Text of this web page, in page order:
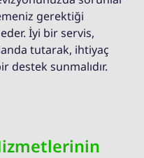
gerektiği
İyi bir servis,
tutarak, ihtiyaç
destek sunmalıdır.